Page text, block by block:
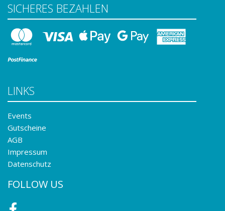
SICHERES BEZAHLEN
LINKS
Events
Gutscheine
AGB
Impressum
Datenschutz
FOLLOW US